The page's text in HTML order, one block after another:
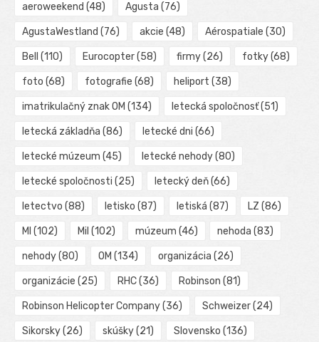
aeroweekend (48) Agusta (76)
AgustaWestland (76) akcie (48) Aérospatiale (30)
Bell (110) Eurocopter(58) firmy(26) fotky(68)
foto (68) fotografie (68) heliport (38)
imatrikulačný znak OM (134) letecká spoločnosť(51)
letecká základňa (86) letecké dni (66)
letecké múzeum (45) letecké nehody(80)
letecké spoločnosti (25) letecký deň(66)
letectvo (88) letisko (87) letiská (87) LZ (86)
MI (102) Mil (102) múzeum (46) nehoda (83)
nehody(80) OM (134) organizácia (26)
organizácie (25) RHC(36) Robinson (81)
Robinson Helicopter Company(36) Schweizer(24)
Sikorsky(26) skúšky(21) Slovensko (136)